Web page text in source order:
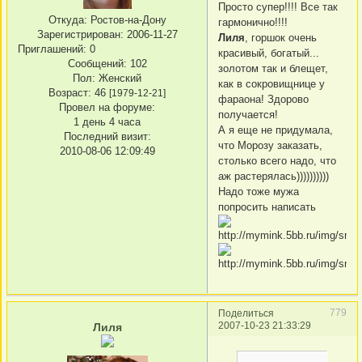
Откуда: Ростов-на-Дону
Зарегистрирован: 2006-11-27
Приглашений: 0
Сообщений: 102
Пол: Женский
Возраст: 46 [1979-12-21]
Провел на форуме:
1 день 4 часа
Последний визит:
2010-08-06 12:09:49
Просто супер!!!! Все так
гармонично!!!!
Лиля, горшок очень
красивый, богатый...
золотом так и блещет,
как в сокровищнице у
фараона! Здорово
получается!
А я еще не придумала,
что Морозу заказать,
столько всего надо, что
аж растерялась))))))))))
Надо тоже мужа
попросить написать
Поделиться
779
2007-10-23 21:33:29
Лиля